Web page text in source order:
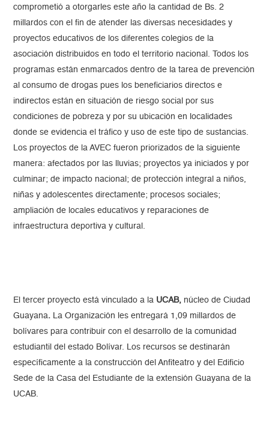
comprometió a otorgarles este año la cantidad de Bs. 2
millardos con el fin de atender las diversas necesidades y
proyectos educativos de los diferentes colegios de la
asociación distribuidos en todo el territorio nacional. Todos los
programas están enmarcados dentro de la tarea de prevención
al consumo de drogas pues los beneficiarios directos e
indirectos están en situación de riesgo social por sus
condiciones de pobreza y por su ubicación en localidades
donde se evidencia el tráfico y uso de este tipo de sustancias.
Los proyectos de la AVEC fueron priorizados de la siguiente
manera: afectados por las lluvias; proyectos ya iniciados y por
culminar; de impacto nacional; de protección integral a niños,
niñas y adolescentes directamente; procesos sociales;
ampliación de locales educativos y reparaciones de
infraestructura deportiva y cultural.
El tercer proyecto está vinculado a la UCAB, núcleo de Ciudad
Guayana. La Organización les entregará 1,09 millardos de
bolívares para contribuir con el desarrollo de la comunidad
estudiantil del estado Bolívar. Los recursos se destinarán
específicamente a la construcción del Anfiteatro y del Edificio
Sede de la Casa del Estudiante de la extensión Guayana de la
UCAB.